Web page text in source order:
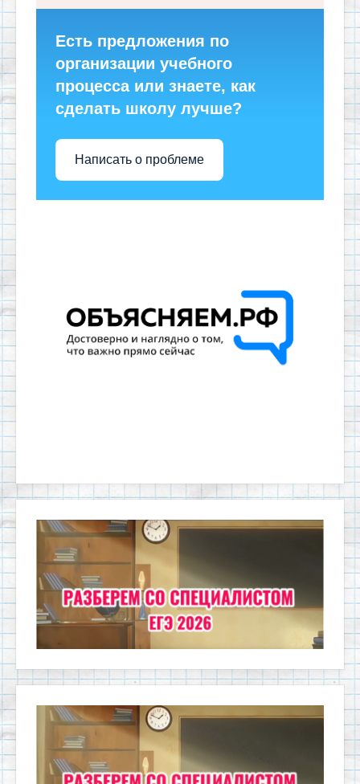
Есть предложения по
организации учебного
процесса или знаете, как
сделать школу лучше?
Написать о проблеме